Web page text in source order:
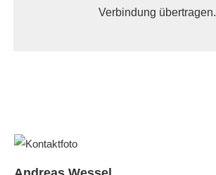
Verbindung übertragen.